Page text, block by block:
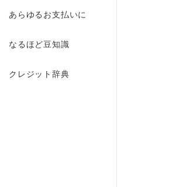
あらゆるお支払いに
なるほど豆知識
クレジット辞典